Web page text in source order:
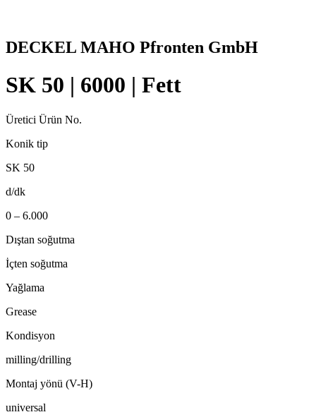
DECKEL MAHO Pfronten GmbH
SK 50 | 6000 | Fett
Üretici Ürün No.
Konik tip
SK 50
d/dk
0 – 6.000
Dıştan soğutma
İçten soğutma
Yağlama
Grease
Kondisyon
milling/drilling
Montaj yönü (V-H)
universal